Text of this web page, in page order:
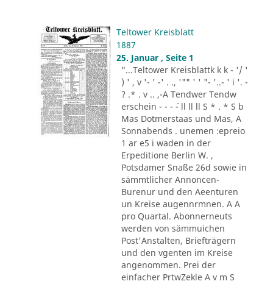
Teltower Kreisblatt
1887
25. Januar , Seite 1
"...Teltower Kreisblattk k k - '/ '
) ' , v '- ' -' . ., '"" ' ' "- '..- ' i '. -
? .* . v .. ,-A Tendwer Tendw
erschein - - - ´- ll ll ll S * . * S b
Mas Dotmerstaas und Mas, A
Sonnabends . unemen :epreio
1 ar e5 i waden in der
Erpeditione Berlin W. ,
Potsdamer Snaße 26d sowie in
sämmtlicher Annoncen-
Burenur und den Aeenturen
un Kreise augennrmnen. A A
pro Quartal. Abonnerneuts
werden von sämmuichen
Post'Anstalten, Briefträgern
und den vgenten im Kreise
angenommen. Prei der
einfacher PrtwZekle A v m S